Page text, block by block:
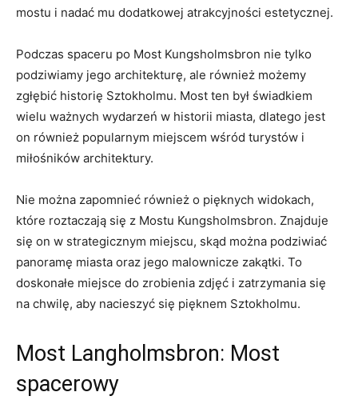
mostu i ​nadać ⁢mu dodatkowej atrakcyjności estetycznej.
Podczas spaceru po Most Kungsholmsbron⁢ nie⁣ tylko
podziwiamy jego ⁢architekturę, ale również możemy​
zgłębić ‌historię Sztokholmu. Most ten był świadkiem
wielu ważnych wydarzeń w historii miasta, dlatego jest
on również popularnym⁣ miejscem wśród ⁣turystów i
miłośników architektury.
Nie można zapomnieć również o‌ pięknych widokach,
które roztaczają się z​ Mostu Kungsholmsbron. ‌Znajduje
się on w strategicznym miejscu, skąd można podziwiać
panoramę miasta ⁣oraz jego malownicze zakątki. To
doskonałe miejsce do zrobienia⁣ zdjęć i zatrzymania się
na chwilę, aby⁤ nacieszyć ⁢się pięknem Sztokholmu.
Most Langholmsbron: ⁣Most
spacerowy